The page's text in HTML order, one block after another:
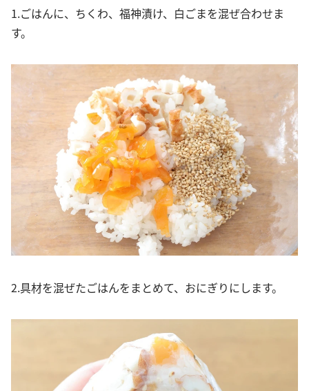
1.ごはんに、ちくわ、福神漬け、白ごまを混ぜ合わせま
す。
2.具材を混ぜたごはんをまとめて、おにぎりにします。